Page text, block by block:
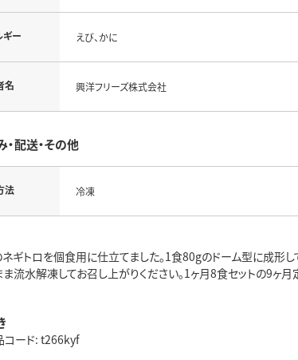
ギー えび、かに
名 興洋フリーズ株式会社
・配送・その他
法 冷凍
ギトロを個食用に仕立てました。1食80gのドーム型に成形し
流水解凍してお召し上がりください。1ヶ月8食セットの9ヶ
ード: t266kyf